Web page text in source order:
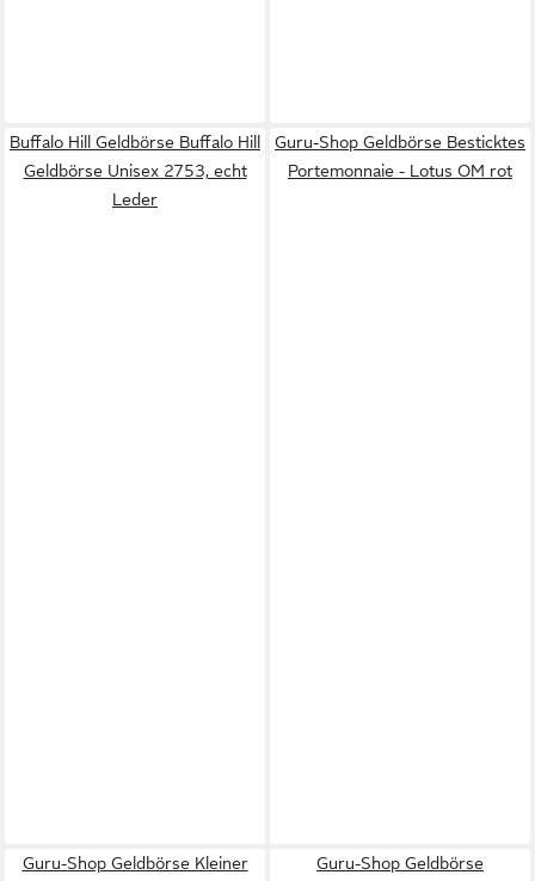
Buffalo Hill Geldbörse Buffalo Hill
Geldbörse Unisex 2753, echt
Leder
Guru-Shop Geldbörse Besticktes
Portemonnaie - Lotus OM rot
Guru-Shop Geldbörse Kleiner
Guru-Shop Geldbörse